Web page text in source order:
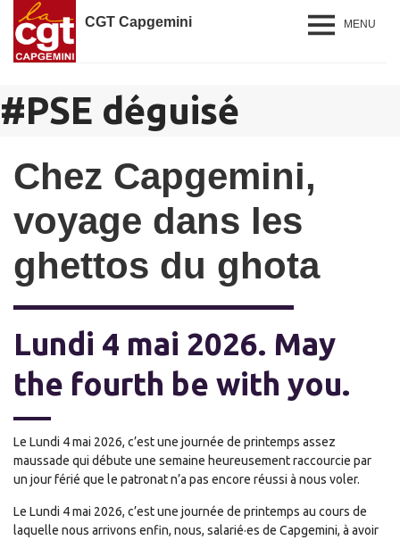
CGT Capgemini MENU
#PSE déguisé
Chez Capgemini,
voyage dans les
ghettos du ghota
Lundi 4 mai 2026. May
the fourth be with you.
Le Lundi 4 mai 2026, c’est une journée de printemps assez
maussade qui débute une semaine heureusement raccourcie par
un jour férié que le patronat n’a pas encore réussi à nous voler.
Le Lundi 4 mai 2026, c’est une journée de printemps au cours de
laquelle nous arrivons enfin, nous, salarié·es de Capgemini, à avoir